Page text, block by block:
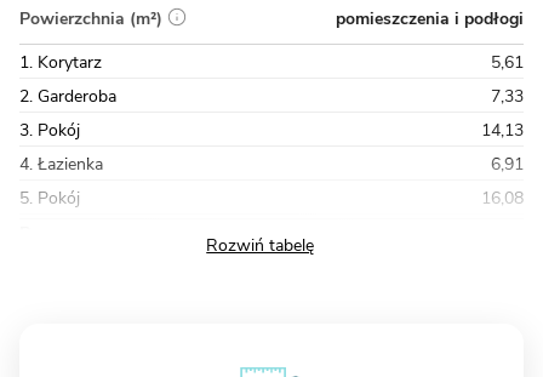
Powierzchnia (m²)
pomieszczenia i podłogi
1. Korytarz
5,61
2. Garderoba
7,33
3. Pokój
14,13
4. Łazienka
6,91
5. Pokój
16,08